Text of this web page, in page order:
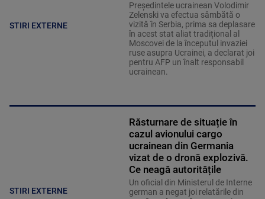
STIRI EXTERNE
Președintele ucrainean Volodimir
Zelenski va efectua sâmbătă o
vizită în Serbia, prima sa deplasare
în acest stat aliat tradițional al
Moscovei de la începutul invaziei
ruse asupra Ucrainei, a declarat joi
pentru AFP un înalt responsabil
ucrainean.
STIRI EXTERNE
Răsturnare de situație în
cazul avionului cargo
ucrainean din Germania
vizat de o dronă explozivă.
Ce neagă autoritățile
Un oficial din Ministerul de Interne
german a negat joi relatările din